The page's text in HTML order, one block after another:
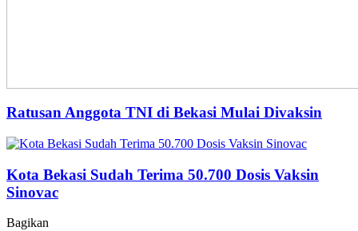
Ratusan Anggota TNI di Bekasi Mulai Divaksin
Kota Bekasi Sudah Terima 50.700 Dosis Vaksin
Sinovac
Bagikan